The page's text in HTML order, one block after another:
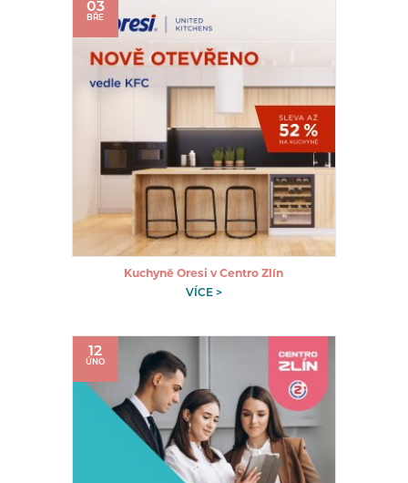
03
BŘE
Kuchyně Oresi v Centro Zlín
VÍCE >
12
ÚNO